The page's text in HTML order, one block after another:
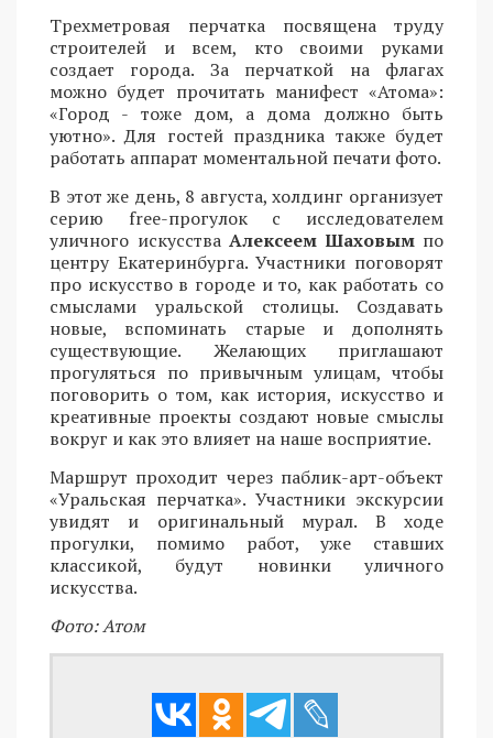
Трехметровая перчатка посвящена труду
строителей и всем, кто своими руками
создает города. За перчаткой на флагах
можно будет прочитать манифест «Атома»:
«Город - тоже дом, а дома должно быть
уютно». Для гостей праздника также будет
работать аппарат моментальной печати фото.
В этот же день, 8 августа, холдинг организует
серию free-прогулок с исследователем
уличного искусства Алексеем Шаховым по
центру Екатеринбурга. Участники поговорят
про искусство в городе и то, как работать со
смыслами уральской столицы. Создавать
новые, вспоминать старые и дополнять
существующие. Желающих приглашают
прогуляться по привычным улицам, чтобы
поговорить о том, как история, искусство и
креативные проекты создают новые смыслы
вокруг и как это влияет на наше восприятие.
Маршрут проходит через паблик-арт-объект
«Уральская перчатка». Участники экскурсии
увидят и оригинальный мурал. В ходе
прогулки, помимо работ, уже ставших
классикой, будут новинки уличного
искусства.
Фото: Атом